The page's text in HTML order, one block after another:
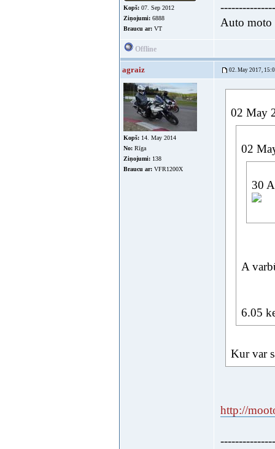
Kopš: 07. Sep 2012
Ziņojumi: 6888
Braucu ar: VT
Auto moto
Offline
agraiz 02. May 2017,
Kopš: 14. May 2014
No: Rīga
Ziņojumi: 138
Braucu ar: VFR1200X
02 May
02
30
A
6.05
Kur var
http://